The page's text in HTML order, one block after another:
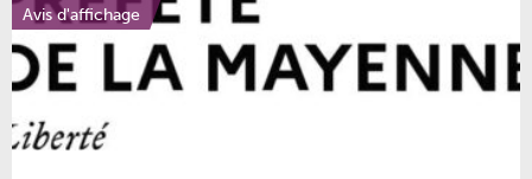
Avis d'affichage